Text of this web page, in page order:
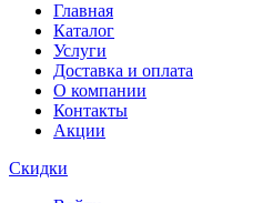
Главная
Каталог
Услуги
Доставка и оплата
О компании
Контакты
Акции
Скидки